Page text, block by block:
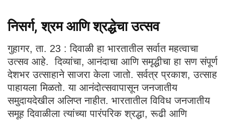
निसर्ग, श्रम आणि श्रद्धेचा उत्सव
गुहागर, ता. 23 : दिवाळी हा भारतातील सर्वात महत्वाचा
उत्सव आहे. दिव्यांचा, आनंदाचा आणि समृद्धीचा हा सण संपूर्ण
देशभर उत्साहाने साजरा केला जातो. सर्वत्र प्रकाश, उत्साह
पाहायला मिळतो. या आनंदोत्सवापासून जनजातीय
समुदायदेखील अलिप्त नाहीत. भारतातील विविध जनजातीय
समूह दिवाळीला त्यांच्या पारंपरिक श्रद्धा, रूढी आणि